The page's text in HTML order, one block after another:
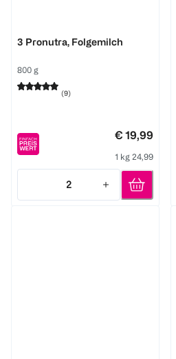
3 Pronutra, Folgemilch
800 g
(9)
€ 19,99
1 kg 24,99
2
Quantity: 2